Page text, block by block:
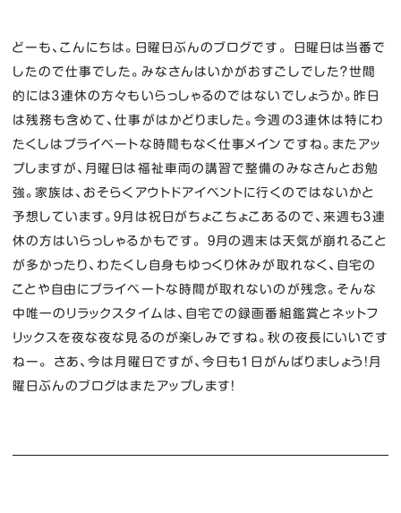
どーも、こんにちは。日曜日ぶんのブログです。 日曜日は当番で
したので仕事でした。みなさんはいかがおすごしでした？世間
的には３連休の方々もいらっしゃるのではないでしょうか。昨日
は残務も含めて、仕事がはかどりました。今週の３連休は特にわ
たくしはプライベートな時間もなく仕事メインですね。またアッ
プしますが、月曜日は福祉車両の講習で整備のみなさんとお勉
強。家族は、おそらくアウトドアイベントに行くのではないかと
予想しています。9月は祝日がちょこちょこあるので、来週も３連
休の方はいらっしゃるかもです。 9月の週末は天気が崩れること
が多かったり、わたくし自身もゆっくり休みが取れなく、自宅の
ことや自由にプライベートな時間が取れないのが残念。そんな
中唯一のリラックスタイムは、自宅での録画番組鑑賞とネットフ
リックスを夜な夜な見るのが楽しみですね。秋の夜長にいいです
ねー。 さあ、今は月曜日ですが、今日も１日がんばりましょう！月
曜日ぶんのブログはまたアップします！